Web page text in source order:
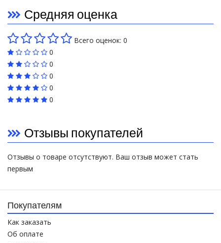
Средняя оценка
Всего оценок: 0
0
0
0
0
0
Отзывы покупателей
Отзывы о товаре отсутствуют. Ваш отзыв может стать
первым
Покупателям
Как заказать
Об оплате